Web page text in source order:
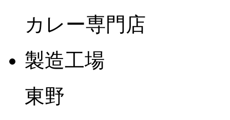
カレー専門店
製造工場
東野